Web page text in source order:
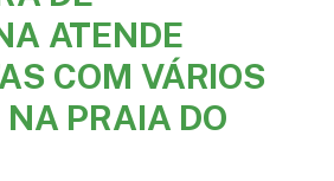
ATENDE
COM VÁRIOS
PRAIA DO